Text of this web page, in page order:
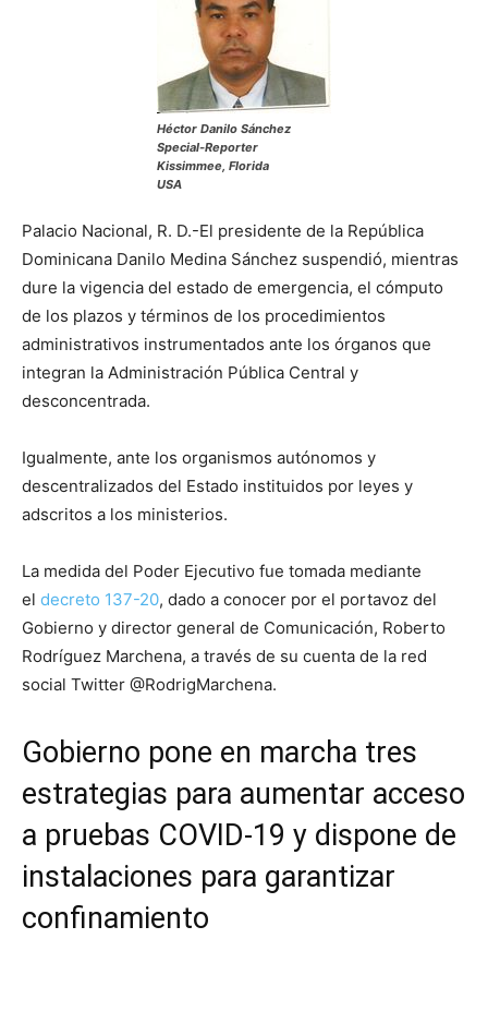
Héctor Danilo Sánchez
Special-Reporter
Kissimmee, Florida
USA
Palacio Nacional, R. D.-El presidente de la República
Dominicana Danilo Medina Sánchez suspendió, mientras
dure la vigencia del estado de emergencia, el cómputo
de los plazos y términos de los procedimientos
administrativos instrumentados ante los órganos que
integran la Administración Pública Central y
desconcentrada.
Igualmente, ante los organismos autónomos y
descentralizados del Estado instituidos por leyes y
adscritos a los ministerios.
La medida del Poder Ejecutivo fue tomada mediante
el decreto 137-20, dado a conocer por el portavoz del
Gobierno y director general de Comunicación, Roberto
Rodríguez Marchena, a través de su cuenta de la red
social Twitter @RodrigMarchena.
Gobierno pone en marcha tres
estrategias para aumentar acceso
a pruebas COVID-19 y dispone de
instalaciones para garantizar
confinamiento